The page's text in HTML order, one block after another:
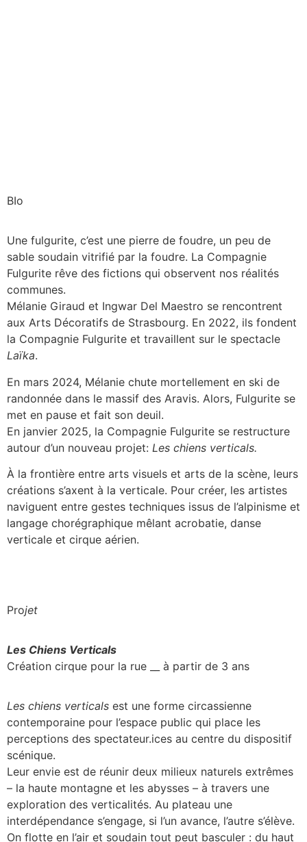
BIo
Une fulgurite, c’est une pierre de foudre, un peu de
sable soudain vitrifié par la foudre. La Compagnie
Fulgurite rêve des fictions qui observent nos réalités
communes.
Mélanie Giraud et Ingwar Del Maestro se rencontrent
aux Arts Décoratifs de Strasbourg. En 2022, ils fondent
la Compagnie Fulgurite et travaillent sur le spectacle
Laïka.
En mars 2024, Mélanie chute mortellement en ski de
randonnée dans le massif des Aravis. Alors, Fulgurite se
met en pause et fait son deuil.
En janvier 2025, la Compagnie Fulgurite se restructure
autour d’un nouveau projet: Les chiens verticals.
À la frontière entre arts visuels et arts de la scène, leurs
créations s’axent à la verticale. Pour créer, les artistes
naviguent entre gestes techniques issus de l’alpinisme et
langage chorégraphique mêlant acrobatie, danse
verticale et cirque aérien.
Projet
Les Chiens Verticals
Création cirque pour la rue __ à partir de 3 ans
Les chiens verticals est une forme circassienne
contemporaine pour l’espace public qui place les
perceptions des spectateur.ices au centre du dispositif
scénique.
Leur envie est de réunir deux milieux naturels extrêmes
– la haute montagne et les abysses – à travers une
exploration des verticalités. Au plateau une
interdépendance s’engage, si l’un avance, l’autre s’élève.
On flotte en l’air et soudain tout peut basculer : du haut